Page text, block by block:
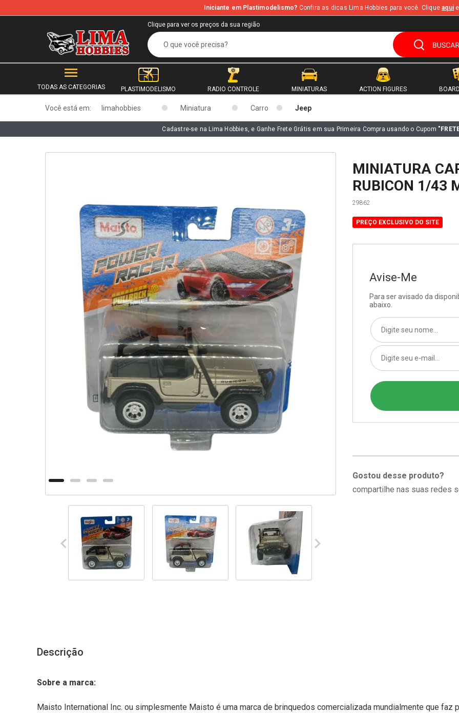
b
Iniciante em Plastimodelismo? Confira as dicas Lima Hobbies para você. Cliqueaqui
Clique para ver os preços da sua região
TODAS AS CATEGORIAS PLASTIMODELISMO RADIO CONTROLE MINIATURAS ACTION FIGURES
Você está em: limahobbies Miniatura Carro Jeep
Cadastre-se na Lima Hobbies, e Ganhe Frete Grátis em sua Primeira Compra usando o Cupom
MINIATURA
RUBICON 1/43
29862
PREÇO EXCLUSIVO DO SITE
Avise-Me
Para ser avisado da
abaixo.
Gostou desse produto?
compartilhe nas suas redes
Descrição
Sobre a marca:
Maisto International Inc. ou simplesmente Maisto é uma marca de brinquedos comercializada mundialmente que faz